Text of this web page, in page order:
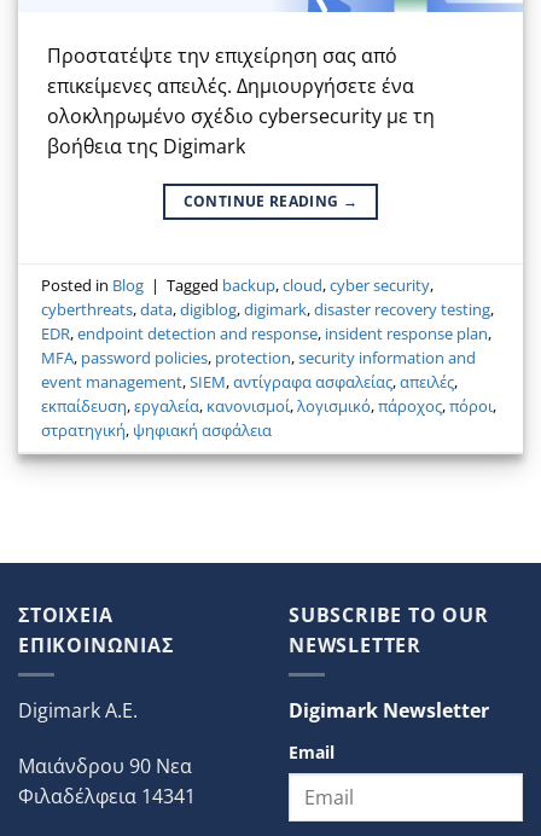
Προστατέψτε την επιχείρηση σας από
επικείμενες απειλές. Δημιουργήσετε ένα
ολοκληρωμένο σχέδιο cybersecurity με τη
βοήθεια της Digimark
CONTINUE READING →
Posted in Blog | Tagged backup,cloud,cyber security,
cyberthreats,data,digiblog,digimark,disaster recovery testing,
EDR,endpoint detection and response, insident response plan,
MFA, password policies, protection,security information and
event management,SIEM,αντίγραφα ασφαλείας,απειλές,
εκπαίδευση,εργαλεία, κανονισμοί,λογισμικό,πάροχος,πόροι,
στρατηγική, ψηφιακή ασφάλεια
ΣΤΟΙΧΕΙΑ
ΕΠΙΚΟΙΝΩΝΙΑΣ
Digimark A.E.
Μαιάνδρου 90 Νεα
Φιλαδέλφεια 14341
SUBSCRIBE TO OUR
NEWSLETTER
Digimark Newsletter
Email